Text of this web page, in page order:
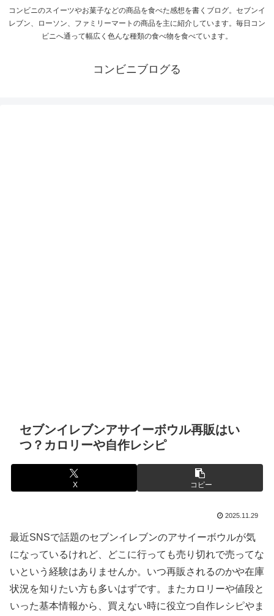
コンビニのスイーツやお菓子などの商品を食べた感想を書くブログ。セブンイ
レブン、ローソン、ファミリーマートの商品を主に紹介しています。毎日コン
ビニへ通って幅広く色んな種類の食べ物を食べています。
コンビニブログる
セブンイレブンアサイーボウル再販はい
つ？カロリーや自作レシピ
X コピー
2025.11.29
最近SNSで話題のセブンイレブンのアサイーボウルが気
になっているけれど、どこに行っても売り切れで売ってな
いという経験はありませんか。いつ再販されるのかや在庫
状況を知りたい方も多いはずです。またカロリーや値段と
いった基本情報から、買えない時に役立つ自作レシピやま